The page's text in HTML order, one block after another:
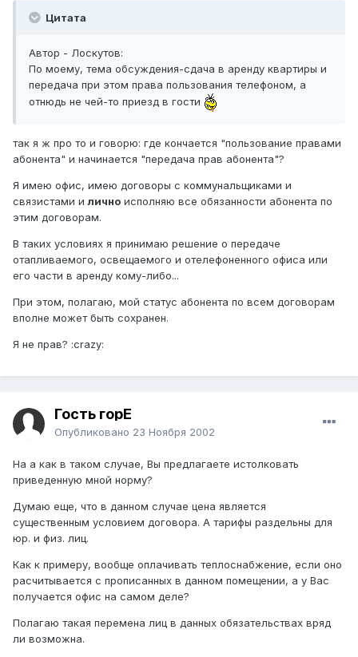
Цитата
Автор - Лоскутов:
По моему, тема обсуждения-сдача в аренду квартиры и
передача при этом права пользования телефоном, а
отнюдь не чей-то приезд в гости
так я ж про то и говорю: где кончается "пользование правами
абонента" и начинается "передача прав абонента"?
Я имею офис, имею договоры с коммунальщиками и
связистами илично исполняю все обязанности абонента по
этим договорам.
В таких условиях я принимаю решение о передаче
отапливаемого, освещаемого и отелефоненного офиса или
его части в аренду кому-либо...
При этом, полагаю, мой статус абонента по всем договорам
вполне может быть сохранен.
Я не прав? :crazy:
Гость горЕ
Опубликовано 23 Ноября 2002
На а как в таком случае, Вы предлагаете истолковать
приведенную мной норму?
Думаю еще, что в данном случае цена является
существенным условием договора. А тарифы раздельны для
юр. и физ. лиц.
Как к примеру, вообще оплачивать теплоснабжение, если оно
расчитывается с прописанных в данном помещении, а у Вас
получается офис на самом деле?
Полагаю такая перемена лиц в данных обязательствах вряд
ли возможна.